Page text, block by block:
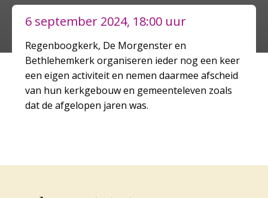
6 september 2024, 18:00 uur
Regenboogkerk, De Morgenster en
Bethlehemkerk organiseren ieder nog een keer
een eigen activiteit en nemen daarmee afscheid
van hun kerkgebouw en gemeenteleven zoals
dat de afgelopen jaren was.